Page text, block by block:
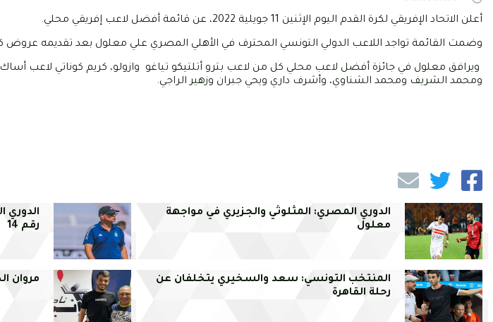
أعلن الاتحاد الإفريقي لكرة القدم اليوم الإثنين 11 جويلية 2022، عن قائمة أفضل لاعب إفريقي محلي.
وضمت القائمة تواجد اللاعب الدولي التونسي المحترف في الأهلي المصري علي معلول بعد تقديمه عروض
ويرافق معلول في جائزة أفضل لاعب محلي كل من لاعب بترو أتلتيكو تياغو وازولو، كريم كوناتي لاعب أساك
ومحمد الشريف ومحمد الشناوي، وأشرف داري ويحي جبران وزهير الراجي.
الدوري المصري: المثلوثي والجزيري في مواجهة
معلول
الدوري
رقم 14
المنتخب التونسي: سعد والسخيري يتخلفان عن
رحلة القاهرة
مروان